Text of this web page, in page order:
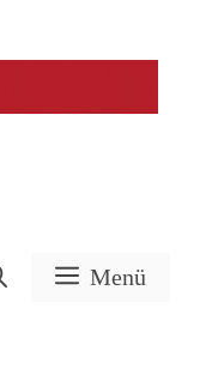
Menü